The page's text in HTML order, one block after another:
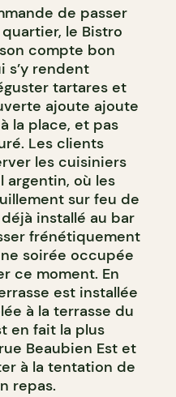
de passer
le Bistro
compte bon
s’y rendent
tartares et
ajoute ajoute
la place, et pas
Les clients
les cuisiniers
argentin, où les
sur feu de
installé au bar
frénétiquement
soirée occupée
ce moment. En
est installée
à la terrasse du
en fait la plus
Beaubien Est et
à la tentation de
repas.